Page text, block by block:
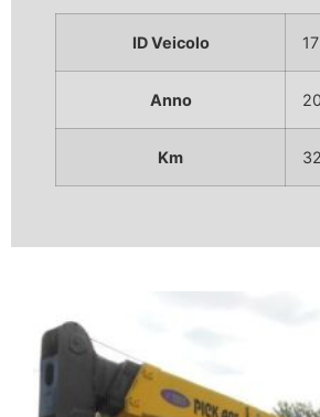
ID Veicolo
Anno
Km 32